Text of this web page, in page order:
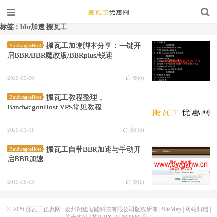
标签：bbr加速 搬瓦工
BandwagonHost
搬瓦工加速脚本分享：一键开
启BBR/BBR魔改版/BBRplus/锐速
2020-05-30 赞(0)
BandwagonHost
搬瓦工教程整理，
BandwagonHost VPS常见教程
2020-01-11 赞(16)
BandwagonHost
搬瓦工自带BBR加速与手动开
启BBR加速
2019-08-03 赞(1 )
© 2026 搬瓦工优惠网 扬州翎途智能科技有限公司版权所有 | SiteMap| 网站归档